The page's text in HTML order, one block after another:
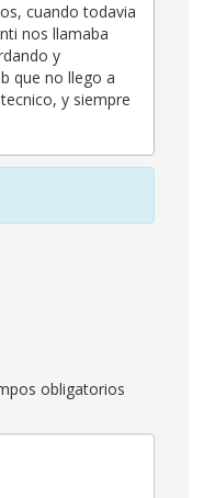
cuando todavia
nos llamaba
y
que no llego a
y siempre
obligatorios